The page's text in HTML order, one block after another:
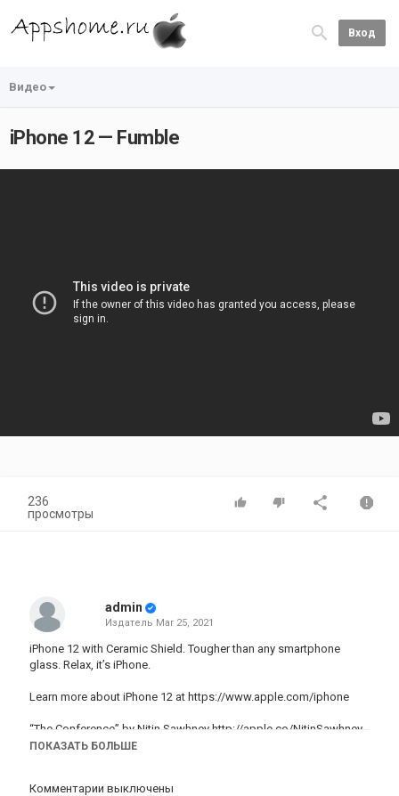
Вход
Видео
iPhone 12 — Fumble
236
просмотры
admin
Издатель Mar 25, 2021
iPhone 12 with Ceramic Shield. Tougher than any smartphone
glass. Relax, it’s iPhone.
Learn more about iPhone 12 at https://www.apple.com/iphone
“The Conference” by Nitin Sawhney http://apple.co/NitinSawhney
iphone
ПОКАЗАТЬ БОЛЬШЕ
Комментарии выключены